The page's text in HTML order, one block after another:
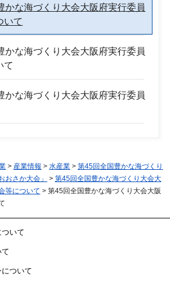
かな海づくり大会大阪府実行委員
いて
かな海づくり大会大阪府実行委員
て
かな海づくり大会大阪府実行委員
> 産業情報 > 水産業 > 第45回全国豊かな海づくり
おさか大会」
> 第45回全国豊かな海づくり大会大
等について > 第45回全国豊かな海づくり大会大阪
いて
ついて